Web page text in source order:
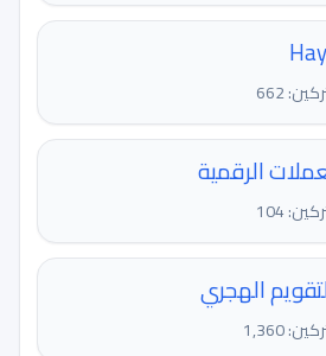
662
الرقمية
104
الهجري
1,360